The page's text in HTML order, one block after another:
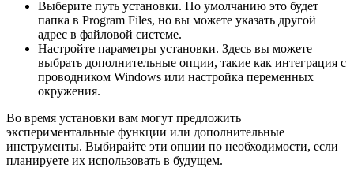
Выберите путь установки. По умолчанию это будет
папка в Program Files, но вы можете указать другой
адрес в файловой системе.
Настройте параметры установки. Здесь вы можете
выбрать дополнительные опции, такие как интеграция с
проводником Windows или настройка переменных
окружения.
Во время установки вам могут предложить
экспериментальные функции или дополнительные
инструменты. Выбирайте эти опции по необходимости, если
планируете их использовать в будущем.